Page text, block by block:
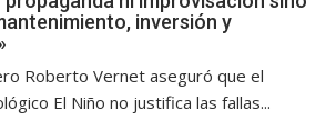
inversión y
Roberto Vernet aseguró que el
El Niño no justifica las fallas...